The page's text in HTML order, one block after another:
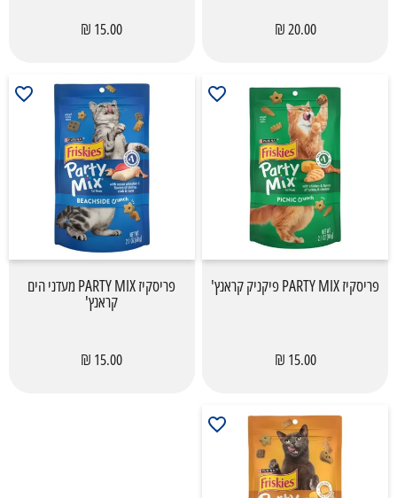
20.00 ₪
15.00 ₪
פריסקיז PARTY MIX פיקניק קראנץ'
15.00 ₪
פריסקיז PARTY MIX מעדני הים
קראנץ'
15.00 ₪